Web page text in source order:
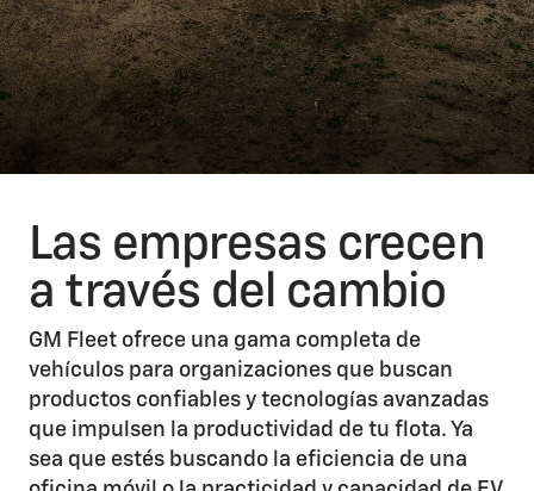
Las empresas crecen
a través del cambio
GM Fleet ofrece una gama completa de
vehículos para organizaciones que buscan
productos confiables y tecnologías avanzadas
que impulsen la productividad de tu flota. Ya
sea que estés buscando la eficiencia de una